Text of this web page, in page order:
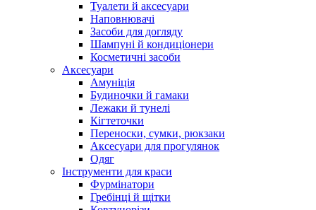
Туалети й аксесуари
Наповнювачі
Засоби для догляду
Шампуні й кондиціонери
Косметичні засоби
Аксесуари
Амуніція
Будиночки й гамаки
Лежаки й тунелі
Кігтеточки
Переноски, сумки, рюкзаки
Аксесуари для прогулянок
Одяг
Інструменти для краси
Фурмінатори
Гребінці й щітки